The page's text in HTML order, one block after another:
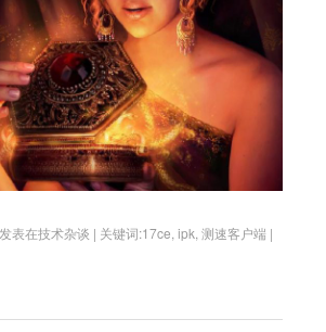
发表在技术杂谈 | 关键词:17ce ipk 测速客户端 |